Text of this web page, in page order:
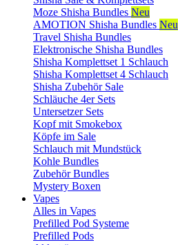
Moze Shisha Bundles Neu
AMOTION Shisha Bundles Neu
Travel Shisha Bundles
Elektronische Shisha Bundles
Shisha Komplettset 1 Schlauch
Shisha Komplettset 4 Schlauch
Shisha Zubehör Sale
Schläuche 4er Sets
Untersetzer Sets
Kopf mit Smokebox
Köpfe im Sale
Schlauch mit Mundstück
Kohle Bundles
Zubehör Bundles
Mystery Boxen
Vapes
Alles in Vapes
Prefilled Pod Systeme
Prefilled Pods